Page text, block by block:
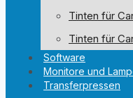
Tinten für
Tinten für
Software
Monitore und
Transferpressen